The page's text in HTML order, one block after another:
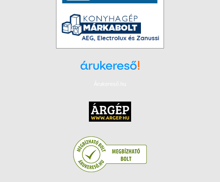
Árukereső.hu